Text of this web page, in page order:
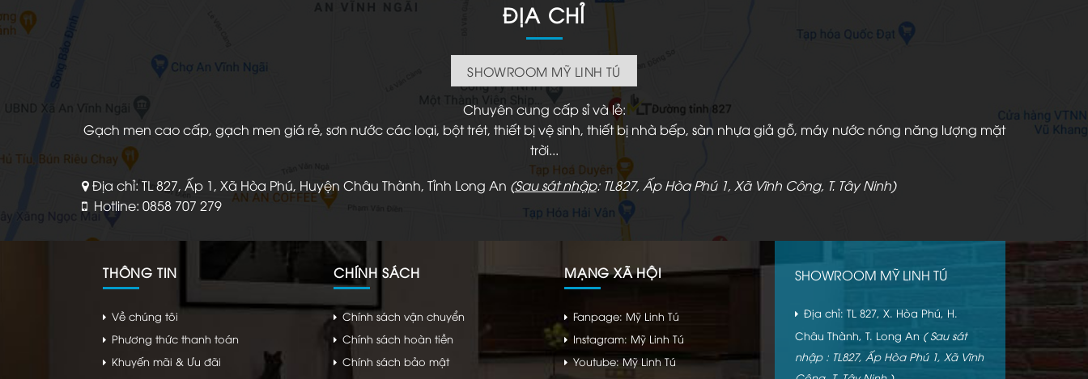
ĐỊA CHỈ
SHOWROOM MỸ LINH TÚ
Chuyên cung cấp sỉ và lẻ:
Gạch men cao cấp, gạch men giá rẻ, sơn nước các loại, bột trét, thiết bị vệ sinh, thiết bị nhà bếp, sàn nhựa giả gỗ, máy nước nóng năng lượng mặt
trời...
Địa chỉ: TL 827, Ấp 1, Xã Hòa Phú, Huyện Châu Thành, Tỉnh Long An (Sau sát nhập: TL827, Ấp Hòa Phú 1, Xã Vĩnh Công, T. Tây Ninh)
Hotline: 0858 707 279
THÔNG TIN
Về chúng tôi
Phương thức thanh toán
Khuyến mãi & Ưu đãi
CHÍNH SÁCH
Chính sách vận chuyển
Chính sách hoàn tiền
Chính sách bảo mật
MẠNG XÃ HỘI
Fanpage: Mỹ Linh Tú
Instagram: Mỹ Linh Tú
Youtube: Mỹ Linh Tú
SHOWROOM MỸ LINH TÚ
Địa chỉ: TL 827, X. Hòa Phú, H.
Châu Thành, T. Long An ( Sau sát
nhập : TL827, Ấp Hòa Phú 1, Xã Vĩnh